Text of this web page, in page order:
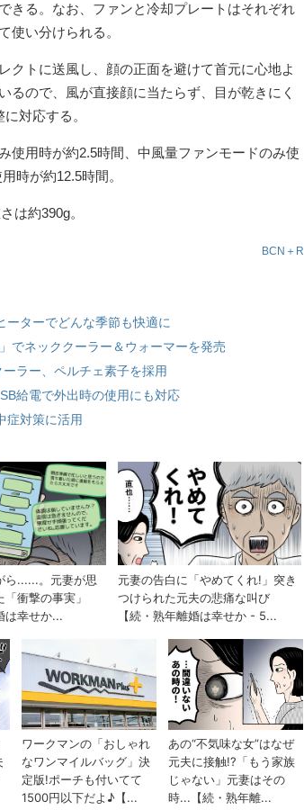
きる。なお、ファンと冷却プレートはそれぞれ
使い分けられる。
クトに送風し、顔の正面を避けて首元に心地よ
るので、風が直接顔に当たらず、目が乾きにく
対応する。
使用時が約2.5時間、中風量ファンモードのみ使
時が約12.5時間。
は約390g。
BCN＋R
ーターでどんな季節も快適に
でネッククーラー＆ウォーマーを発売
ラー、ペルチェ素子を採用
給電で外出時の使用にも対応
症対策に活用